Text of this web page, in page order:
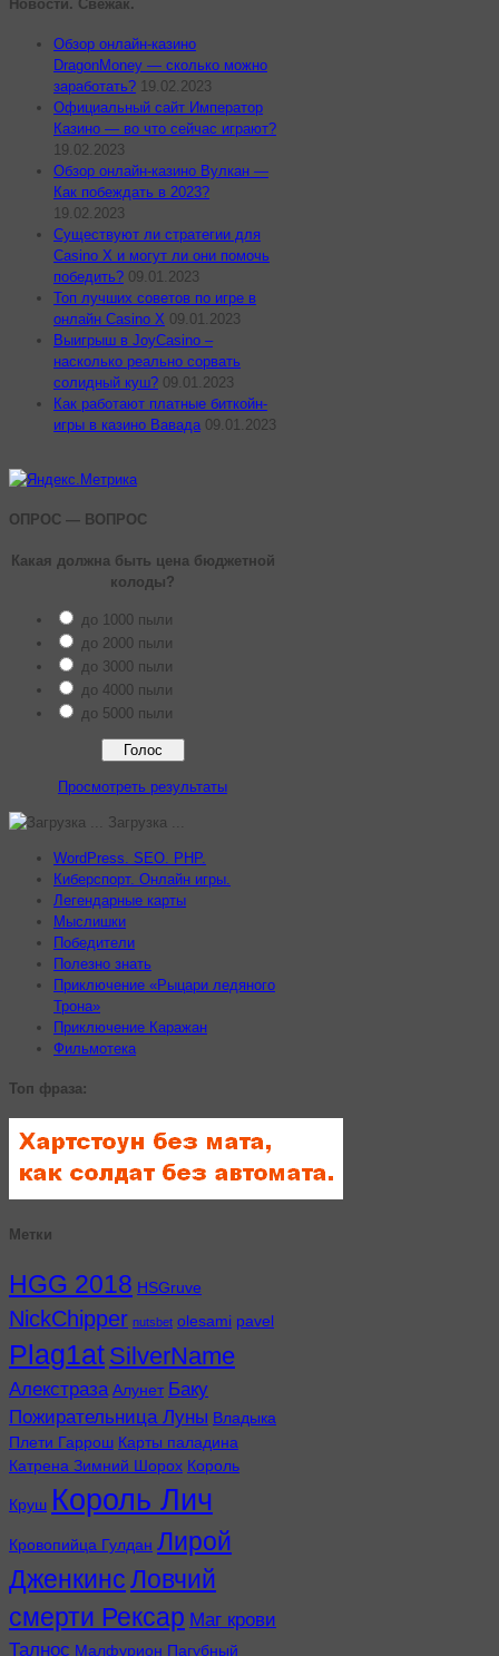
Новости. Свежак.
Обзор онлайн-казино
DragonMoney — сколько можно
заработать? 19.02.2023
Официальный сайт Император
Казино — во что сейчас играют?
19.02.2023
Обзор онлайн-казино Вулкан —
Как побеждать в 2023?
19.02.2023
Существуют ли стратегии для
Casino X и могут ли они помочь
победить? 09.01.2023
Топ лучших советов по игре в
онлайн Casino X 09.01.2023
Выигрыш в JoyCasino –
насколько реально сорвать
солидный куш? 09.01.2023
Как работают платные биткойн-
игры в казино Вавада 09.01.2023
ОПРОС — ВОПРОС
Какая должна быть цена бюджетной
колоды?
до 1000 пыли
до 2000 пыли
до 3000 пыли
до 4000 пыли
до 5000 пыли
Просмотреть результаты
Загрузка ...
WordPress. SEO. PHP.
Киберспорт. Онлайн игры.
Легендарные карты
Мыслишки
Победители
Полезно знать
Приключение «Рыцари ледяного
Трона»
Приключение Каражан
Фильмотека
Топ фраза:
Метки
HGG 2018 HSGruve
NickChipper nutsbet olesami pavel
Plag1at SilverName
Алекстраза Алунет Баку
Пожирательница Луны Владыка
Плети Гаррош Карты паладина
Катрена Зимний Шорох Король
Круш Король Лич
Кровопийца Гулдан Лирой
ДженкинсЛовчий
смерти Рексар Маг крови
Талнос Малфурион Пагубный